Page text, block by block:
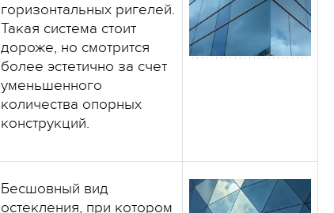
горизонтальных ригелей.
Такая система стоит
дороже, но смотрится
более эстетично за счет
уменьшенного
количества опорных
конструкций.
Бесшовный вид
остекления, при котором